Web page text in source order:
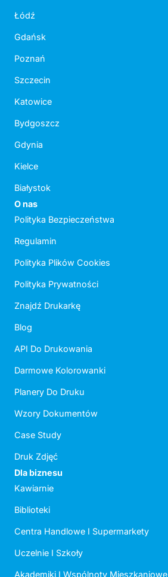
Łódź
Gdańsk
Poznań
Szczecin
Katowice
Bydgoszcz
Gdynia
Kielce
Białystok
O nas
Polityka Bezpieczeństwa
Regulamin
Polityka Plików Cookies
Polityka Prywatności
Znajdź Drukarkę
Blog
API Do Drukowania
Darmowe Kolorowanki
Planery Do Druku
Wzory Dokumentów
Case Study
Druk Zdjęć
Dla biznesu
Kawiarnie
Biblioteki
Centra Handlowe I Supermarkety
Uczelnie I Szkoły
Akademiki I Wspólnoty Mieszkaniowe